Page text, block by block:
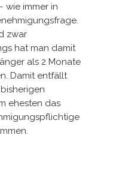
wie immer in
zwar
hat man damit
als 2 Monate
Damit entfällt
ehesten das